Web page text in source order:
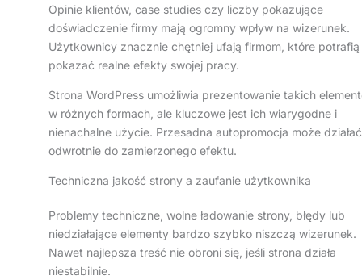
Opinie klientów, case studies czy liczby pokazujące
doświadczenie firmy mają ogromny wpływ na wizerunek.
Użytkownicy znacznie chętniej ufają firmom, które potrafią
pokazać realne efekty swojej pracy.
Strona WordPress umożliwia prezentowanie takich
w różnych formach, ale kluczowe jest ich wiarygodne i
nienachalne użycie. Przesadna autopromocja może działać
odwrotnie do zamierzonego efektu.
Techniczna jakość strony a zaufanie użytkownika
Problemy techniczne, wolne ładowanie strony, błędy lub
niedziałające elementy bardzo szybko niszczą wizerunek.
Nawet najlepsza treść nie obroni się, jeśli strona działa
niestabilnie.